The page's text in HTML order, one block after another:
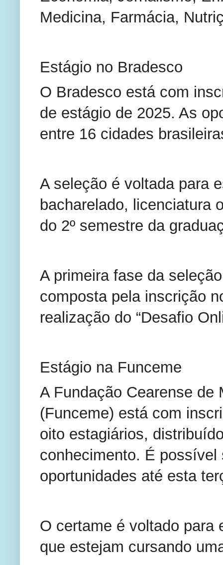
Medicina, Farmácia,
Estágio no Bradesco
O Bradesco está com
de estágio de 2025. As
entre 16 cidades
A seleção é voltada para
bacharelado, licenciatura
do 2º semestre da
A primeira fase da
composta pela inscrição
realização do “Desafio
Estágio na Funceme
A Fundação Cearense
(Funceme) está com
oito estagiários,
conhecimento. É
oportunidades até esta
O certame é voltado para
que estejam cursando